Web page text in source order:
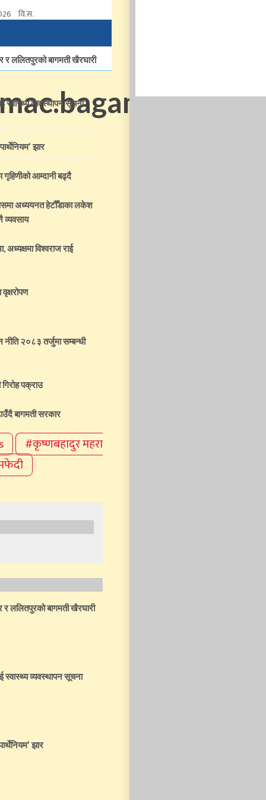
वि.स.
ललितपुरको बागमती खैरघारी
स्वास्थ्य व्यवस्थापन सूचना
झार
गृहिणीको आम्दानी बढ्दै
अध्ययनत हेटौँडाका लकेश
अध्यक्षमा विश्वराज राई
वृक्षरोपण
नीति २०८३ तर्जुमा सम्बन्धी
पक्राउ
बागमती सरकार
#कृष्णबहादुर महरा
ललितपुरको बागमती खैरघारी
स्वास्थ्य व्यवस्थापन सूचना
झार